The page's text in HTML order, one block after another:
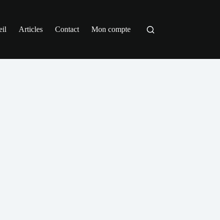
Articles Contact Mon compte